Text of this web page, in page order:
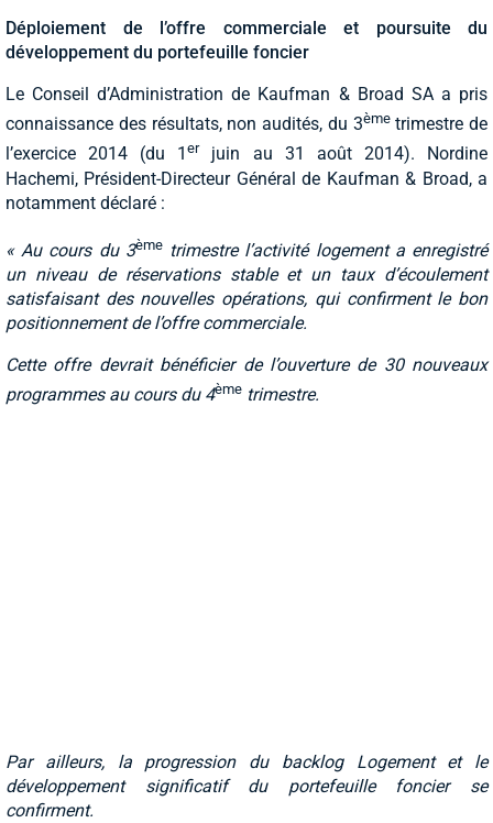
Déploiement de l’offre commerciale et poursuite du
développement du portefeuille foncier
Le Conseil d’Administration de Kaufman & Broad SA a pris
connaissance des résultats, non audités, du 3èmetrimestre de
l’exercice 2014 (du 1er
juin au 31 août 2014). Nordine
Hachemi, Président-Directeur Général de Kaufman & Broad, a
notamment déclaré :
« Au cours du 3èmetrimestre l’activité logement a enregistré
un niveau de réservations stable et un taux d’écoulement
satisfaisant des nouvelles opérations, qui confirment le bon
positionnement de l’offre commerciale.
Cette offre devrait bénéficier de l’ouverture de 30 nouveaux
programmes au cours du 4ème trimestre.
Par ailleurs, la progression du backlog Logement et le
développement significatif du portefeuille foncier se
confirment.